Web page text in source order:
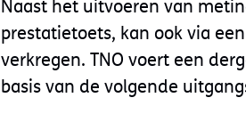
Naast het uitvoeren van
prestatietoets, kan ook via
verkregen. TNO voert een
basis van de volgende